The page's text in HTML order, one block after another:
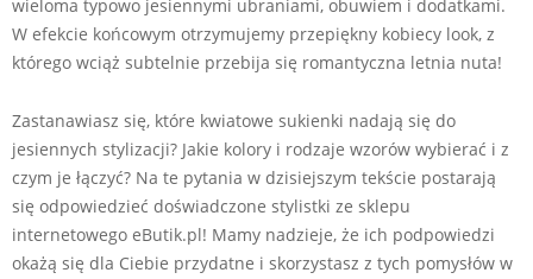
wieloma typowo jesiennymi ubraniami, obuwiem i dodatkami.
W efekcie końcowym otrzymujemy przepiękny kobiecy look, z
którego wciąż subtelnie przebija się romantyczna letnia nuta!
Zastanawiasz się, które kwiatowe sukienki nadają się do
jesiennych stylizacji? Jakie kolory i rodzaje wzorów wybierać i z
czym je łączyć? Na te pytania w dzisiejszym tekście postarają
się odpowiedzieć doświadczone stylistki ze sklepu
internetowego eButik.pl! Mamy nadzieje, że ich podpowiedzi
okażą się dla Ciebie przydatne i skorzystasz z tych pomysłów w